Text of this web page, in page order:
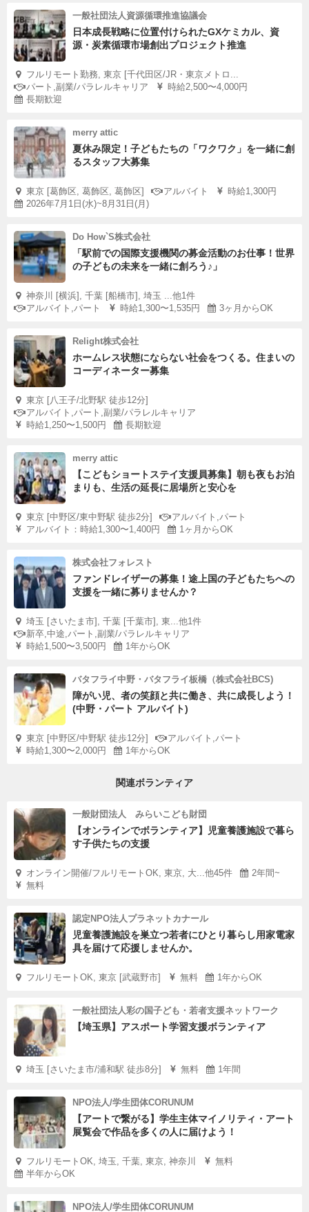
一般社団法人資源循環推進協議会
日本成長戦略に位置付けられたGXケミカル、資
源・炭素循環市場創出プロジェクト推進
フルリモート勤務, 東京 [千代田区/JR・東京メトロ...
パート,副業/パラレルキャリア
時給2,500〜4,000円
長期歓迎
merry attic
夏休み限定！子どもたちの「ワクワク」を一緒に創
るスタッフ大募集
東京 [葛飾区, 葛飾区, 葛飾区] アルバイト
時給1,300円
2026年7月1日(水)~8月31日(月)
Do How`S株式会社
「駅前での国際支援機関の募金活動のお仕事！世界
の子どもの未来を一緒に創ろう♪」
神奈川 [横浜], 千葉 [船橋市], 埼玉 ...他1件
アルバイト,パート
時給1,300〜1,535円 3ヶ月からOK
Relight株式会社
ホームレス状態にならない社会をつくる。住まいの
コーディネーター募集
東京 [八王子/北野駅 徒歩12分]
アルバイト,パート,副業/パラレルキャリア
時給1,250〜1,500円
長期歓迎
merry attic
【こどもショートステイ支援員募集】朝も夜もお泊
まりも、生活の延長に居場所と安心を
東京 [中野区/東中野駅 徒歩2分]
アルバイト,パート
アルバイト：時給1,300〜1,400円
1ヶ月からOK
株式会社フォレスト
ファンドレイザーの募集！途上国の子どもたちへの
支援を一緒に募りませんか？
埼玉 [さいたま市], 千葉 [千葉市], 東...他1件
新卒,中途,パート,副業/パラレルキャリア
時給1,500〜3,500円
1年からOK
バタフライ中野・バタフライ板橋（株式会社BCS)
障がい児、者の笑顔と共に働き、共に成長しよう！
(中野・パート アルバイト)
東京 [中野区/中野駅 徒歩12分]
アルバイト,パート
時給1,300〜2,000円
1年からOK
関連ボランティア
一般財団法人 みらいこども財団
【オンラインでボランティア】児童養護施設で暮ら
す子供たちの支援
オンライン開催/フルリモートOK, 東京, 大...他45件
2年間~
無料
認定NPO法人プラネットカナール
児童養護施設を巣立つ若者にひとり暮らし用家電家
具を届けて応援しませんか。
フルリモートOK, 東京 [武蔵野市] 無料 1年からOK
一般社団法人彩の国子ども・若者支援ネットワーク
【埼玉県】アスポート学習支援ボランティア
埼玉 [さいたま市/浦和駅 徒歩8分] 無料 1年間
NPO法人/学生団体CORUNUM
【アートで繋がる】学生主体マイノリティ・アート
展覧会で作品を多くの人に届けよう！
フルリモートOK, 埼玉, 千葉, 東京, 神奈川
無料
半年からOK
NPO法人/学生団体CORUNUM